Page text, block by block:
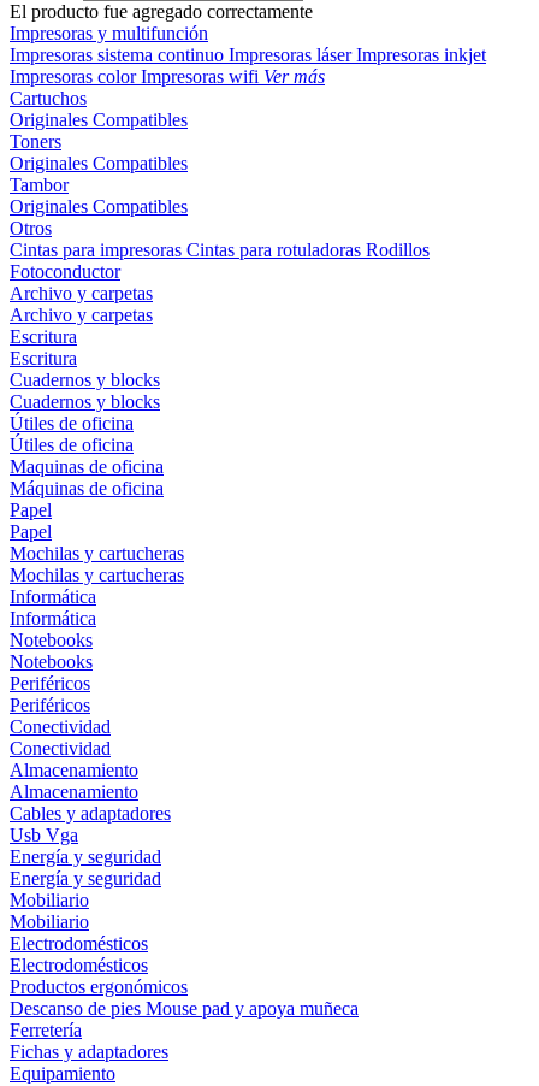
El producto fue agregado correctamente
Impresoras y multifunción
Impresoras sistema continuo Impresoras láserImpresoras inkjet
Impresoras colorImpresoras wifi Ver más
Cartuchos
Originales Compatibles
Toners
Originales Compatibles
Tambor
Originales Compatibles
Otros
Cintas para impresoras Cintas para rotuladoras Rodillos
Fotoconductor
Archivo y carpetas
Archivo y carpetas
Escritura
Escritura
Cuadernos y blocks
Cuadernos y blocks
Útiles de oficina
Útiles de oficina
Maquinas de oficina
Máquinas de oficina
Papel
Papel
Mochilas y cartucheras
Mochilas y cartucheras
Informática
Informática
Notebooks
Notebooks
Periféricos
Periféricos
Conectividad
Conectividad
Almacenamiento
Almacenamiento
Cables y adaptadores
Usb Vga
Energía y seguridad
Energía y seguridad
Mobiliario
Mobiliario
Electrodomésticos
Electrodomésticos
Productos ergonómicos
Descanso de pies Mouse pad y apoya muñeca
Ferretería
Fichas y adaptadores
Equipamiento